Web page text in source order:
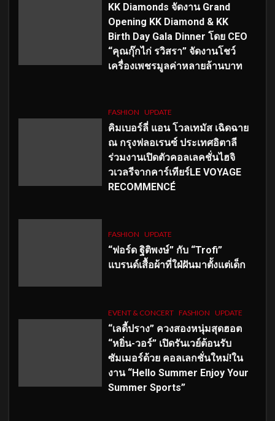
KK Diamonds จัดงาน Grand
Opening KK Diamond & KK
Birth Day Gala Dinner โดย CEO
“คุณกุ๊กไก่ รวิสรา” จัดงานโชว์
เครื่องเพชรมูลค่าหลายล้านบาท
FASHION UPDATE
คิมเบอร์ลี่ แอน โวลเทมัส เฉิดฉาย
ณ กรุงฟลอเรนซ์ ประเทศอิตาลี
ร่วมงานเปิดตัวคอลเลคชั่นไฮจิ
วเวลรีจากคาร์เทียร์LE VOYAGE
RECOMMENCÉ
FASHION UPDATE
“ฟอร์ด ฐิติพงษ์” กับ “Trofi”
แบรนด์เสื้อผ้าที่ใฝ่ฝันมาตั้งแต่เด็ก
EVENT & CONCERT FASHION UPDATE
“เลดี้ปราง” ควงสองหนุ่มสุดฮอต
“หยิ่น-วอร์” เปิดรันเวย์ต้อนรับ
ซัมเมอร์ด้วย คอลเลกชั่นใหม่!ใน
งาน “Hello Summer Enjoy Your
Summer Sports”